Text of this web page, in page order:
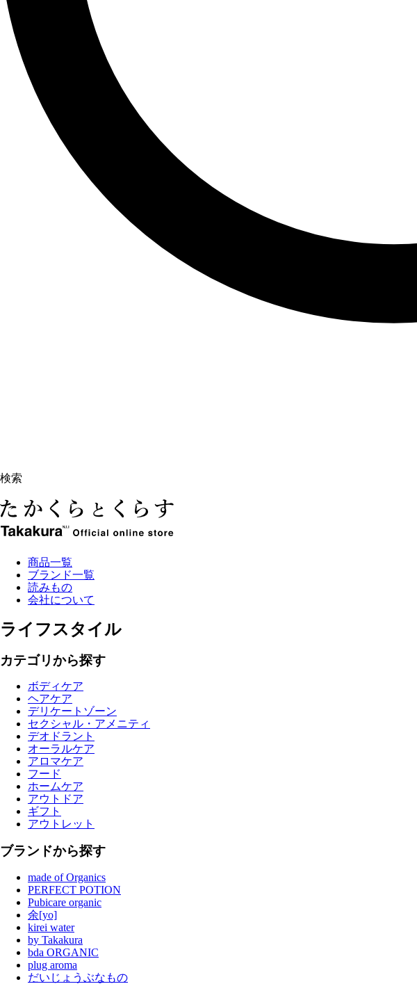
検索
商品一覧
ブランド一覧
読みもの
会社について
ライフスタイル
カテゴリから探す
ボディケア
ヘアケア
デリケートゾーン
セクシャル・アメニティ
デオドラント
オーラルケア
アロマケア
フード
ホームケア
アウトドア
ギフト
アウトレット
ブランドから探す
made of Organics
PERFECT POTION
Pubicare organic
余[yo]
kirei water
by Takakura
bda ORGANIC
plug aroma
だいじょうぶなもの